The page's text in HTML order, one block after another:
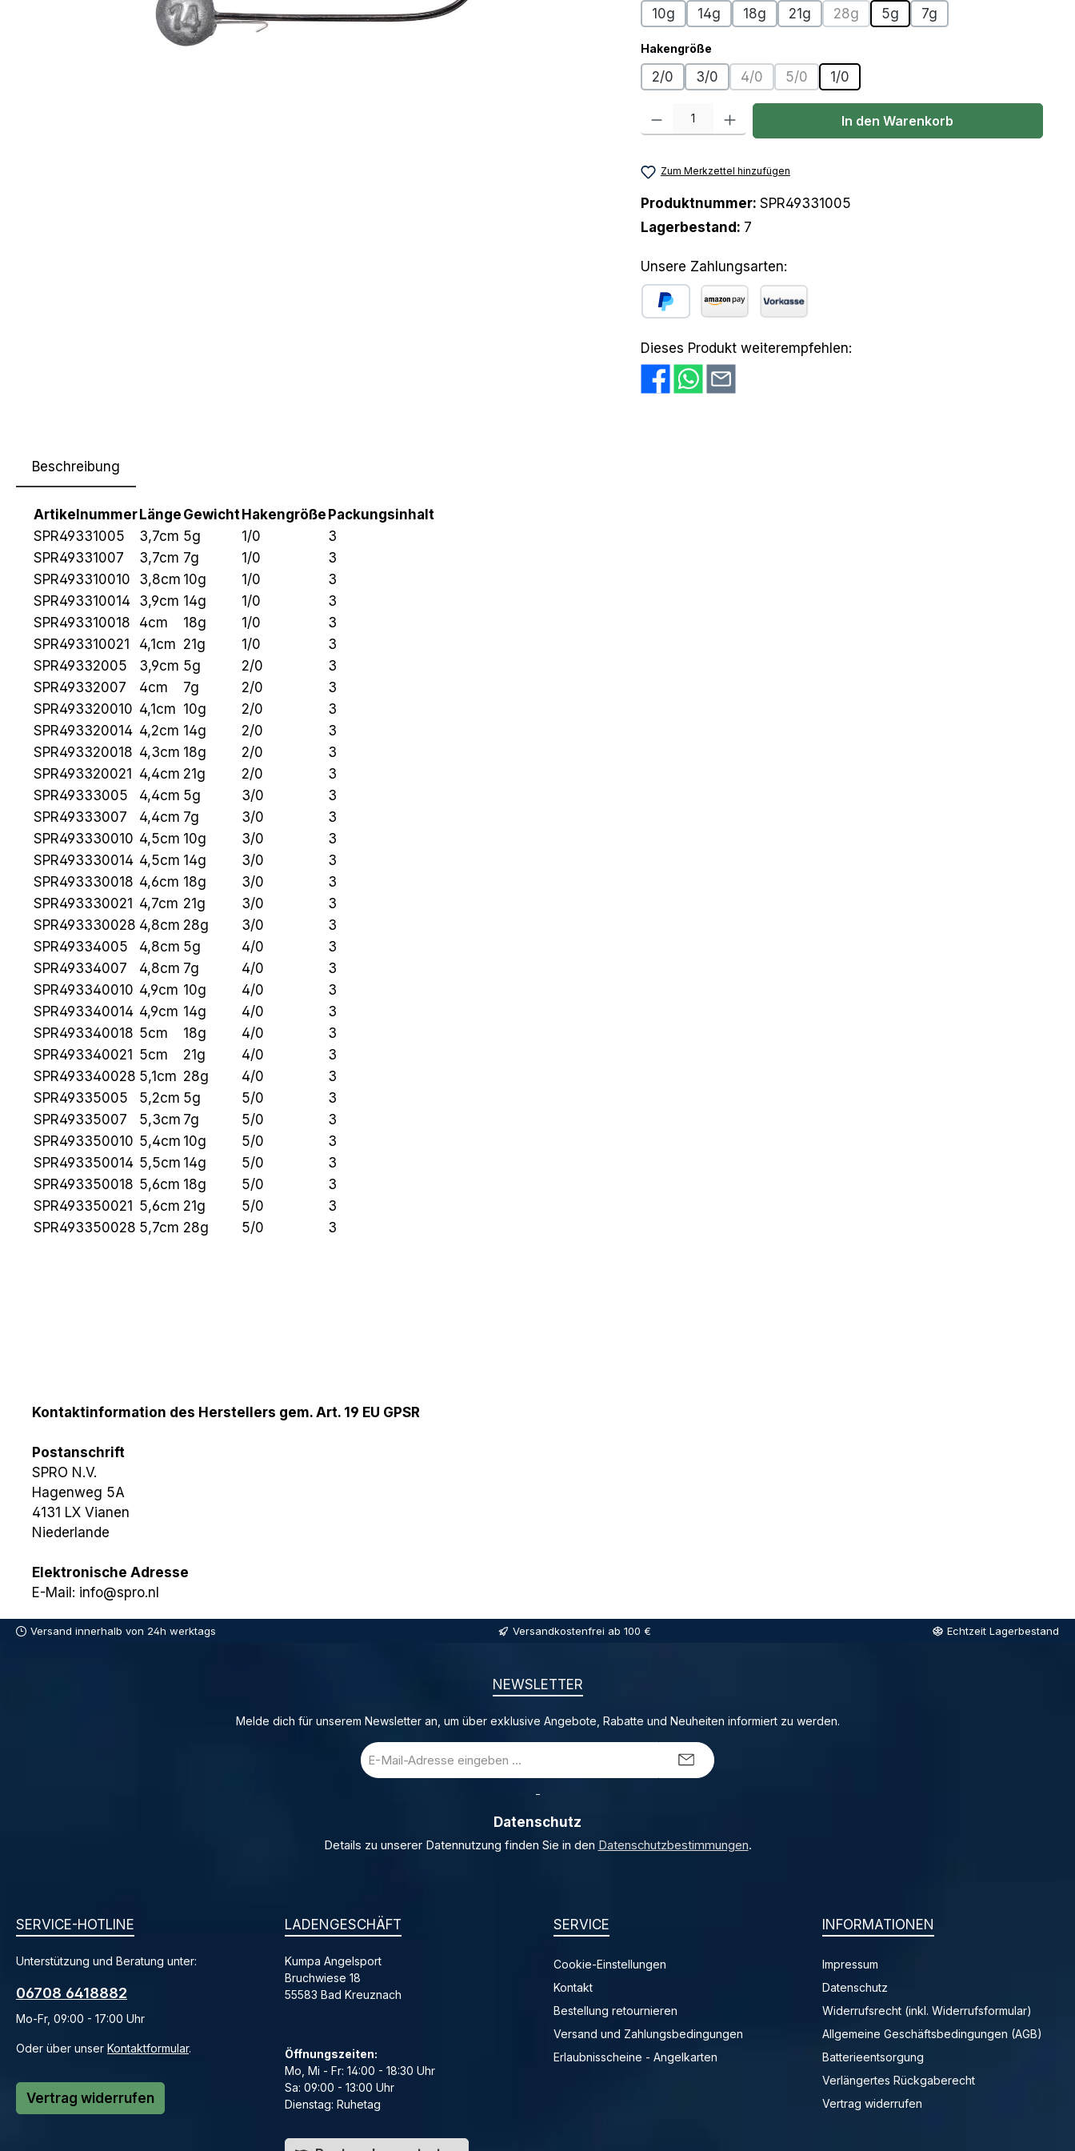
10g 14g 18g 21g 28g
(Diese Option ist zurzeit nicht verfügbar.)
5g 7g
Hakengrößeauswählen
2/0 3/0 4/0
(Diese Option ist zurzeit nicht verfügbar.)
5/0
(Diese Option ist zurzeit nicht verfügbar.)
1/0
Produkt Anzahl: Gib den gewünschten Wert ein oder benutze die Schaltflächen
In den Warenkorb
Zum Merkzettel hinzufügen
Produktnummer: SPR49331005
Lagerbestand: 7
Unsere Zahlungsarten:
Dieses Produkt weiterempfehlen:
Beschreibung
ArtikelnummerLänge Gewicht Hakengröße Packungsinhalt
SPR49331005
3,7cm 5g 1/0
3
SPR49331007
3,7cm 7g 1/0
3
SPR493310010
3,8cm 10g 1/0
3
SPR493310014 3,9cm 14g 1/0
3
SPR493310018
4cm 18g 1/0
3
SPR493310021
4,1cm 21g 1/0
3
SPR49332005
3,9cm 5g 2/0
3
SPR49332007
4cm 7g 2/0
3
SPR493320010 4,1cm 10g 2/0
3
SPR493320014 4,2cm 14g 2/0
3
SPR493320018 4,3cm 18g 2/0
3
SPR493320021 4,4cm 21g 2/0
3
SPR49333005
4,4cm 5g 3/0
3
SPR49333007
4,4cm 7g 3/0
3
SPR493330010 4,5cm 10g 3/0
3
SPR493330014 4,5cm 14g 3/0
3
SPR493330018 4,6cm 18g 3/0
3
SPR493330021 4,7cm 21g 3/0
3
SPR493330028 4,8cm 28g 3/0
3
SPR49334005
4,8cm 5g 4/0
3
SPR49334007
4,8cm 7g 4/0
3
SPR493340010 4,9cm 10g 4/0
3
SPR493340014 4,9cm 14g 4/0
3
SPR493340018 5cm 18g 4/0
3
SPR493340021 5cm 21g 4/0
3
SPR493340028 5,1cm 28g 4/0
3
SPR49335005
5,2cm 5g 5/0
3
SPR49335007
5,3cm 7g 5/0
3
SPR493350010 5,4cm 10g 5/0
3
SPR493350014 5,5cm 14g 5/0
3
SPR493350018 5,6cm 18g 5/0
3
SPR493350021 5,6cm 21g 5/0
3
SPR493350028 5,7cm 28g 5/0 3
Kontaktinformation des Herstellers gem. Art. 19 EU GPSR
Postanschrift
SPRO N.V.
Hagenweg 5A
4131 LX Vianen
Niederlande
Elektronische Adresse
E-Mail: info@spro.nl
Versand innerhalb von 24h werktags Versandkostenfrei ab 100 € Echtzeit Lagerbestand
NEWSLETTER
Melde dich für unserem Newsletter an, um über exklusive Angebote, Rabatte und Neuheiten informiert zu werden.
E-
Mail-
Datenschutz
Details zu unserer Datennutzung finden Sie in den Datenschutzbestimmungen.
SERVICE-HOTLINE
Unterstützung und Beratung unter:
06708 6418882
Mo-Fr, 09:00 - 17:00 Uhr
Oder über unser Kontaktformular.
Vertrag widerrufen
LADENGESCHÄFT
Kumpa Angelsport
Bruchwiese 18
55583 Bad Kreuznach
Öffnungszeiten:
Mo, Mi - Fr: 14:00 - 18:30 Uhr
Sa: 09:00 - 13:00 Uhr
Dienstag: Ruhetag
SERVICE
Cookie-Einstellungen
Kontakt
Bestellung retournieren
Versand und Zahlungsbedingungen
Erlaubnisscheine - Angelkarten
INFORMATIONEN
Impressum
Datenschutz
Widerrufsrecht (inkl. Widerrufsformular)
Allgemeine Geschäftsbedingungen (AGB)
Batterieentsorgung
Verlängertes Rückgaberecht
Vertrag widerrufen